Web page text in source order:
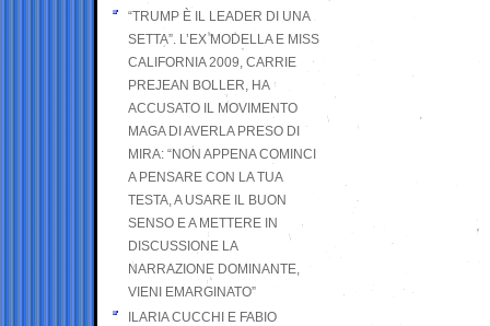
“TRUMP È IL LEADER DI UNA
SETTA”. L’EX MODELLA E MISS
CALIFORNIA 2009, CARRIE
PREJEAN BOLLER, HA
ACCUSATO IL MOVIMENTO
MAGA DI AVERLA PRESO DI
MIRA: “NON APPENA COMINCI
A PENSARE CON LA TUA
TESTA, A USARE IL BUON
SENSO E A METTERE IN
DISCUSSIONE LA
NARRAZIONE DOMINANTE,
VIENI EMARGINATO”
ILARIA CUCCHI E FABIO